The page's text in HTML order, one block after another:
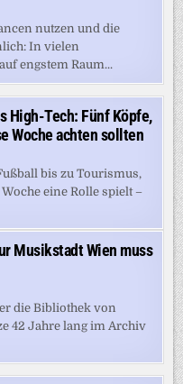
nutzen und die
In vielen
engstem Raum...
High-Tech: Fünf Köpfe,
Woche achten sollten
bis zu Tourismus,
eine Rolle spielt –
Musikstadt Wien muss
die Bibliothek von
42 Jahre lang im Archiv